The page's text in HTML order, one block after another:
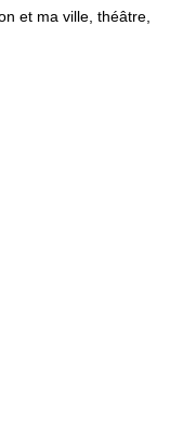
et ma ville, théâtre,